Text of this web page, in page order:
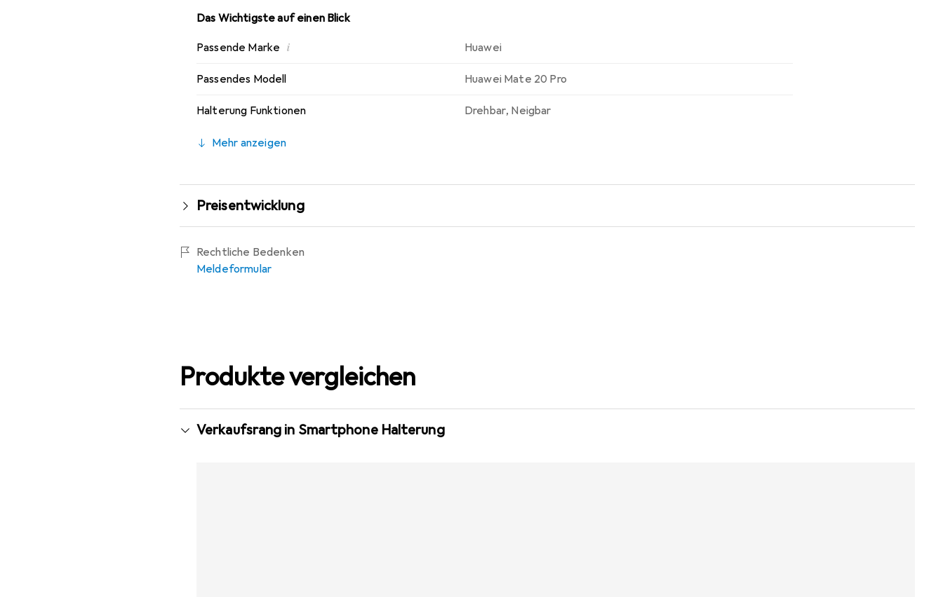
Das Wichtigste auf einen Blick
Passende Marke i Huawei
Passendes Modell Huawei Mate 20 Pro
Halterung Funktionen Drehbar, Neigbar
Mehr anzeigen
Preisentwicklung
Rechtliche Bedenken
Meldeformular
Produkte vergleichen
Verkaufsrang in Smartphone Halterung